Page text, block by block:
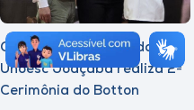
Curso de Psicologia da
Unoesc Joaçaba realiza 2ª
Cerimônia do Botton